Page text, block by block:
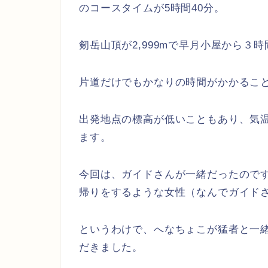
のコースタイムが5時間40分。
剱岳山頂が2,999mで早月小屋から３時
片道だけでもかなりの時間がかかるこ
出発地点の標高が低いこともあり、気
ます。
今回は、ガイドさんが一緒だったので
帰りをするような女性（なんでガイド
というわけで、へなちょこが猛者と一
だきました。